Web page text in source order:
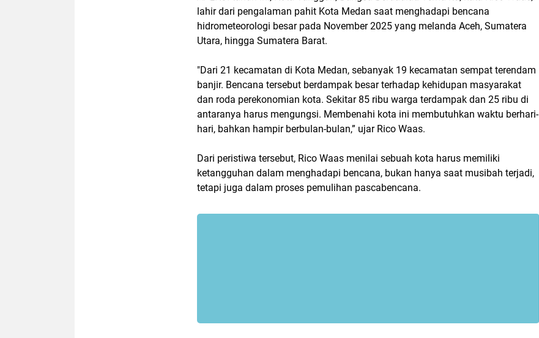
lahir dari pengalaman pahit Kota Medan saat menghadapi bencana
hidrometeorologi besar pada November 2025 yang melanda Aceh, Sumatera
Utara, hingga Sumatera Barat.
"Dari 21 kecamatan di Kota Medan, sebanyak 19 kecamatan sempat terendam
banjir. Bencana tersebut berdampak besar terhadap kehidupan masyarakat
dan roda perekonomian kota. Sekitar 85 ribu warga terdampak dan 25 ribu di
antaranya harus mengungsi. Membenahi kota ini membutuhkan waktu berhari-
hari, bahkan hampir berbulan-bulan,” ujar Rico Waas.
Dari peristiwa tersebut, Rico Waas menilai sebuah kota harus memiliki
ketangguhan dalam menghadapi bencana, bukan hanya saat musibah terjadi,
tetapi juga dalam proses pemulihan pascabencana.